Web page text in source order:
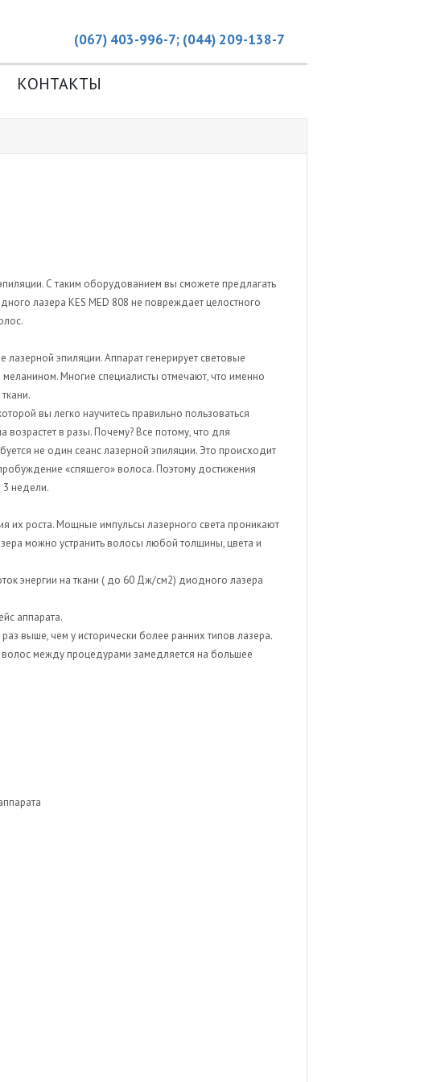
(067) 403-996-7; (044) 209-138-7
КОНТАКТЫ
С таким оборудованием вы сможете предлагать
лазера KES MED 808 не повреждает целостного
эпиляции. Аппарат генерирует световые
Многие специалисты отмечают, что именно
вы легко научитесь правильно пользоваться
возрастет в разы. Почему? Все потому, что для
не один сеанс лазерной эпиляции. Это происходит
«спящего» волоса. Поэтому достижения
недели.
их роста. Мощные импульсы лазерного света проникают
можно устранить волосы любой толщины, цвета и
энергии на ткани ( до 60 Дж/см2) диодного лазера
аппарата.
выше, чем у исторически более ранних типов лазера.
между процедурами замедляется на большее